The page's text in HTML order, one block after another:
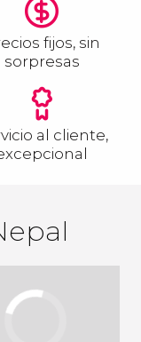
fijos, sin
sorpresas
al cliente,